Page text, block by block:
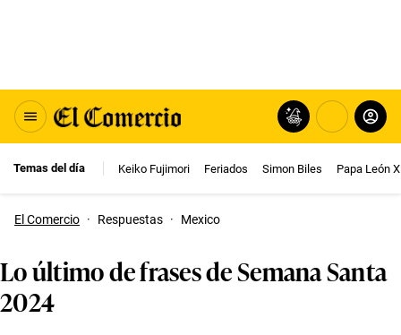
Temas del día Keiko Fujimori Feriados Simon Biles Papa León
El Comercio · Respuestas · Mexico
Lo último de frases de Semana Santa
2024